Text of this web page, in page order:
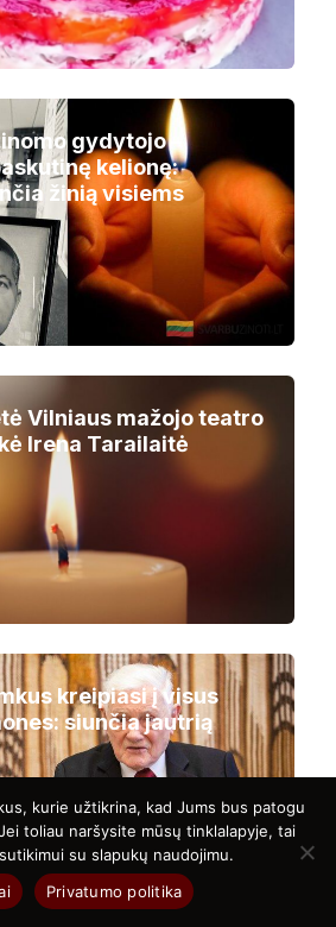
gydytojo –
kelionę:
žinią visiems
Vilniaus mažojo teatro
Irena Tarailaitė
kreipiasi į visus
siunčia jautrią
kurie užtikrina, kad Jums bus patogu
toliau naršysite mūsų tinklalapyje, tai
su slapukų naudojimu.
Privatumo politika